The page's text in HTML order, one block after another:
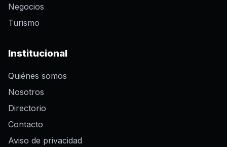
Negocios
Turismo
Institucional
Quiénes somos
Nosotros
Directorio
Contacto
Aviso de privacidad